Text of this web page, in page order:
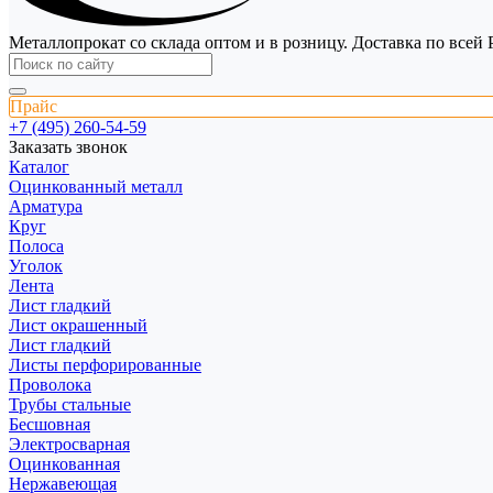
Металлопрокат со склада оптом и в розницу. Доставка по всей
Прайс
+7 (495) 260-54-59
Заказать звонок
Каталог
Оцинкованный металл
Арматура
Круг
Полоса
Уголок
Лента
Лист гладкий
Лист окрашенный
Лист гладкий
Листы перфорированные
Проволока
Трубы стальные
Бесшовная
Электросварная
Оцинкованная
Нержавеющая